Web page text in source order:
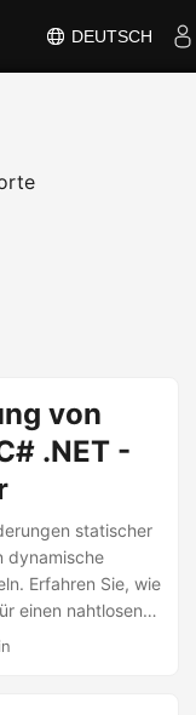
DEUTSCH
von
.NET -
statischer
dynamische
Erfahren Sie, wie
einen nahtlosen
können.